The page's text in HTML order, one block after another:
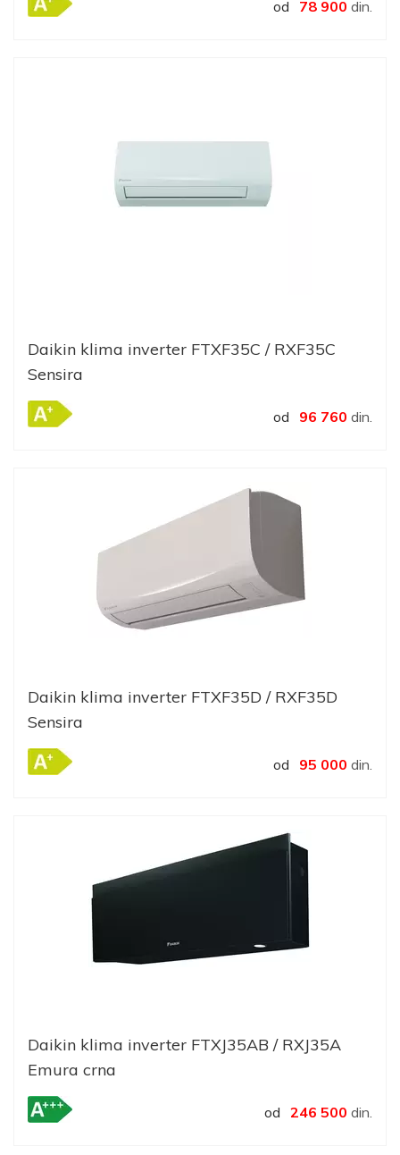
od 78 900 din.
Daikin klima inverter FTXF35C / RXF35C
Sensira
od 96 760 din.
Daikin klima inverter FTXF35D / RXF35D
Sensira
od 95 000 din.
Daikin klima inverter FTXJ35AB / RXJ35A
Emura crna
od 246 500 din.